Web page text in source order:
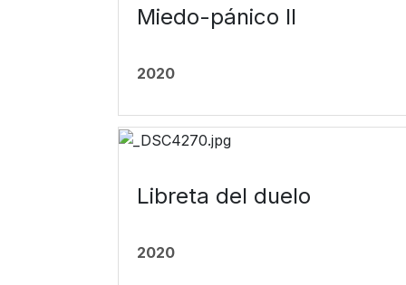
Miedo-pánico II
2020
Libreta del duelo
2020